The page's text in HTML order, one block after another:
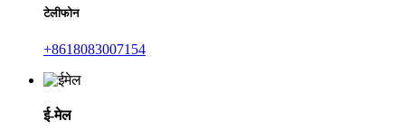
टेलीफोन
+8618083007154
ई-मेल